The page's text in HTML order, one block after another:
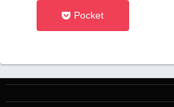
Pocket